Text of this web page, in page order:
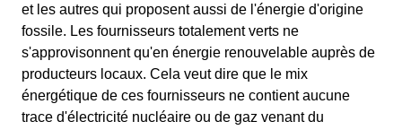
et les autres qui proposent aussi de l'énergie d'origine
fossile. Les fournisseurs totalement verts ne
s'approvisonnent qu'en énergie renouvelable auprès de
producteurs locaux. Cela veut dire que le mix
énergétique de ces fournisseurs ne contient aucune
trace d'électricité nucléaire ou de gaz venant du